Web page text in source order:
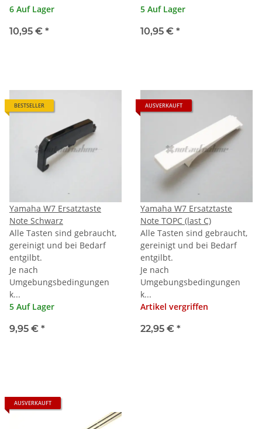
6 Auf Lager
10,95 € *
5 Auf Lager
10,95 € *
BESTSELLER
Yamaha W7 Ersatztaste
Note Schwarz
Alle Tasten sind gebraucht,
gereinigt und bei Bedarf
entgilbt.
Je nach
Umgebungsbedingungen
k...
5 Auf Lager
9,95 € *
AUSVERKAUFT
Yamaha W7 Ersatztaste
Note TOPC (last C)
Alle Tasten sind gebraucht,
gereinigt und bei Bedarf
entgilbt.
Je nach
Umgebungsbedingungen
k...
Artikel vergriffen
22,95 € *
AUSVERKAUFT